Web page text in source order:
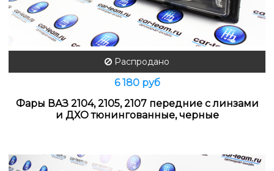
Распродано
6 180 руб
Фары ВАЗ 2104, 2105, 2107 передние с линзами
и ДХО тюнингованные, черные